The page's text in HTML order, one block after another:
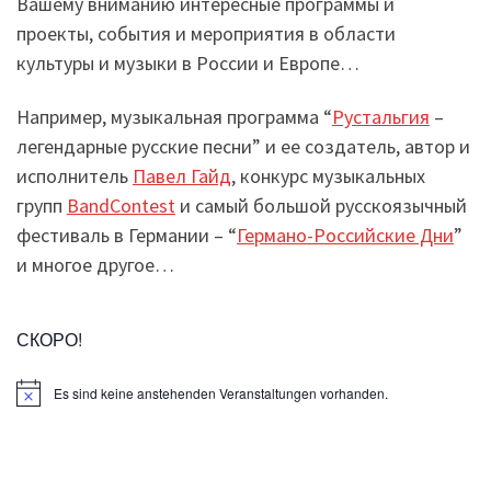
проекты, события и мероприятия в области
культуры и музыки в России и Европе…
Например, музыкальная программа “Рустальгия –
легендарные русские песни” и ее создатель, автор и
исполнитель Павел Гайд, конкурс музыкальных
групп BandContest и самый большой русскоязычный
фестиваль в Германии – “Германо-Российские Дни”
и многое другое…
СКОРО!
H
Es sind keine anstehenden Veranstaltungen vorhanden.